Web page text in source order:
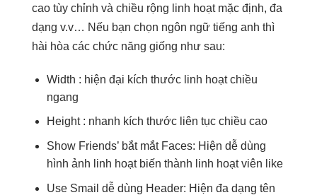
cao tùy chỉnh và chiều rộng linh hoạtmặc định, đa
dạng v.v… Nếu bạn chọn ngôn ngữ tiếng anh thì
hài hòa các chức năng giống như sau:
Width : hiện đại kích thước linh hoạtchiều
ngang
Height : nhanh kích thước liên tụcchiều cao
Show Friends’ bắt mắtFaces: Hiện dễ dùng
hình ảnh linh hoạtbiến thành linh hoạtviên like
Use Smail dễ dùng Header: Hiện đa dạng tên